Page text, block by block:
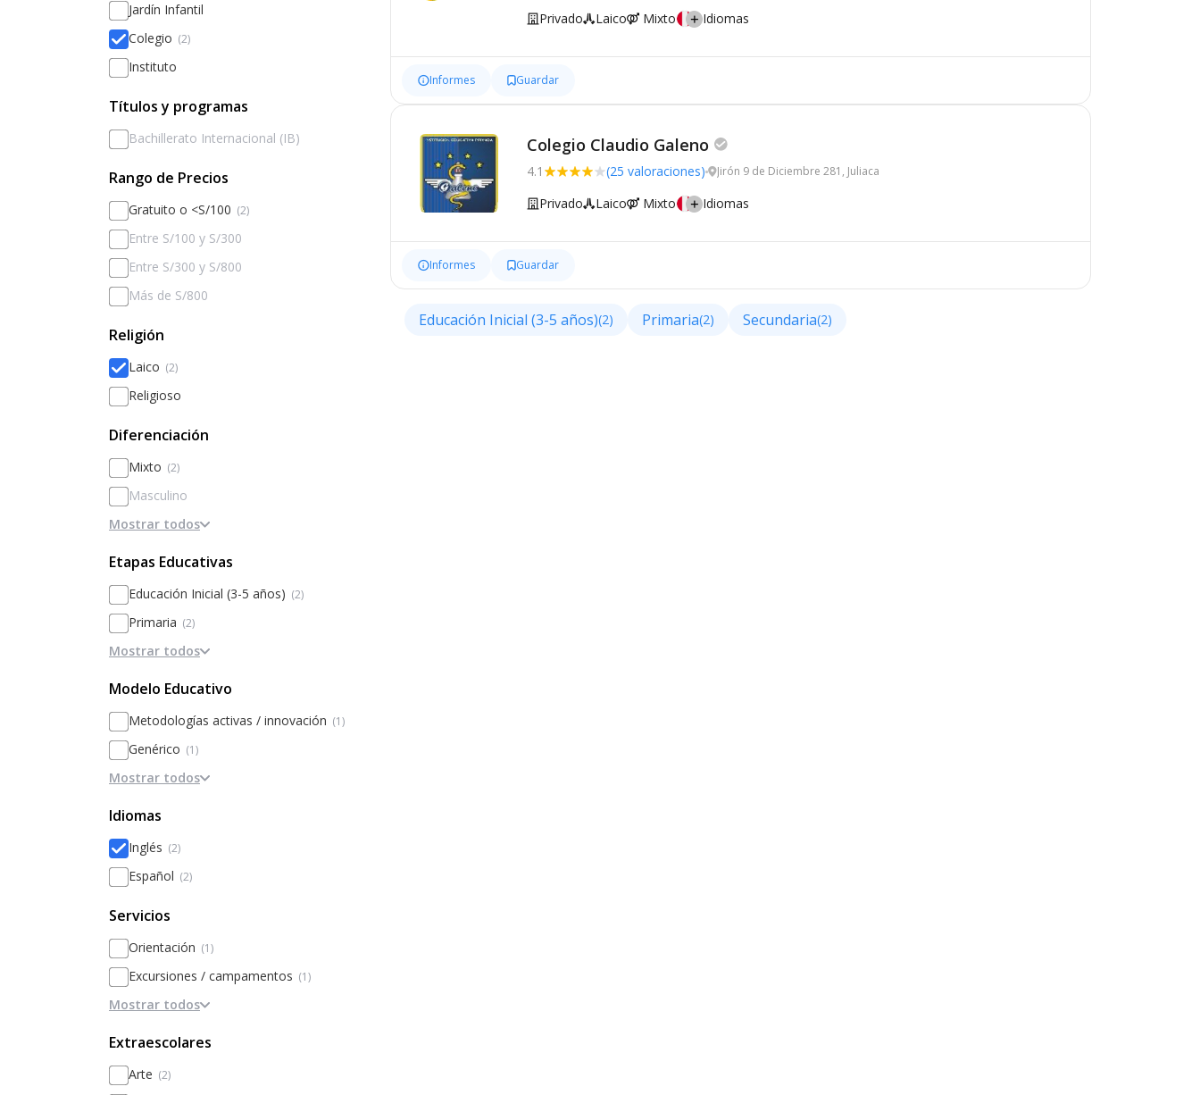
Jardín Infantil
Colegio (2)
Instituto
Títulos y programas
Bachillerato Internacional (IB)
Rango de Precios
Gratuito o <S/100 (2)
Entre S/100 y S/300
Entre S/300 y S/800
Más de S/800
Religión
Laico (2)
Religioso
Diferenciación
Mixto (2)
Masculino
Femenino
Diferenciado por sexos
Mostrar todos
Etapas Educativas
Educación Inicial (3-5 años) (2)
Primaria (2)
Secundaria (2)
Mostrar todos
Modelo Educativo
Metodologías activas / innovación (1)
Genérico (1)
Modelos alternativos (Waldorf,
Basado en la disciplina / internados
Basado en Inteligencias Múltiples
Personalización
Basado en el rendimiento y la
excelencia
Mostrar todos
Idiomas
Inglés (2)
Español (2)
Servicios
Orientación (1)
Excursiones / campamentos (1)
Comedor / Cafetería
Email APF
Mostrar todos
Extraescolares
Arte (2)
Privado Laico Mixto Idiomas
Informes Guardar
Colegio Claudio Galeno
4.1 (25 valoraciones) Jirón 9 de Diciembre 281, Juliaca
Privado Laico Mixto Idiomas
Informes Guardar
Educación Inicial (3-5 años)(2) Primaria(2) Secundaria(2)